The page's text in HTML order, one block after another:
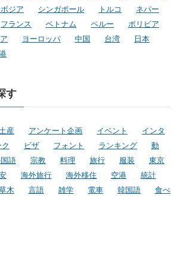
ジア シンガポール トルコ
ネパー
フランス ベトナム ペルー
ボリビア
ヨーロッパ 中国 台湾
日本
す
産 アンケート企画 イベント
インタ
ビザ フォント ランキング
動
語 宗教 料理 旅行 服装
東京
海外旅行 海外移住 空港
統計
木 言語 雑学 電車 韓国語
食べ